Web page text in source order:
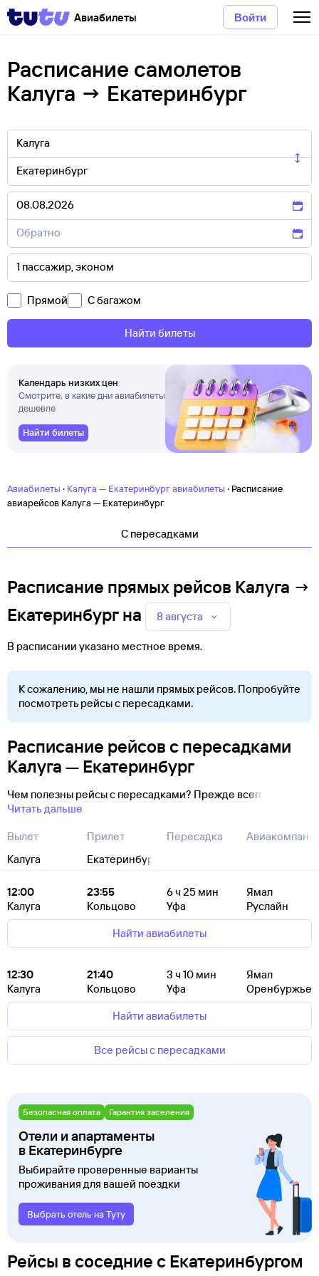
Авиабилеты Войти
Расписание самолетов
Калуга → Екатеринбург
Прямой С багажом
Найти билеты
Календарь низких цен
Смотрите, в какие дни авиабилеты
дешевле
Найти билеты
Авиабилеты · Калуга — Екатеринбург авиабилеты · Расписание
авиарейсов Калуга — Екатеринбург
C пересадками
Расписание прямых рейсов Калуга →
Екатеринбург на 8 августа
В расписании указано местное время.
К сожалению, мы не нашли прямых рейсов. Попробуйте
посмотреть рейсы с пересадками.
Расписание рейсов с пересадками
Калуга — Екатеринбург
Чем полезны рейсы с пересадками? Прежде всего
Читать дальше
Вылет
Калуга
Прилет
Екатеринбург
Пересадка
12:00
Калуга
23:55
Кольцово
6ч 25 мин
Уфа
Ямал
Руслайн
Найти авиабилеты
12:30
Калуга
21:40
Кольцово
3 ч 10 мин
Уфа
Ямал
Оренбуржье
Найти авиабилеты
Все рейсы с пересадками
Безопасная оплата Гарантия заселения
Отели и апартаменты
в Екатеринбурге
Выбирайте проверенные варианты
проживания для вашей поездки
Выбрать отель на Туту
Рейсы в соседние с Екатеринбургом